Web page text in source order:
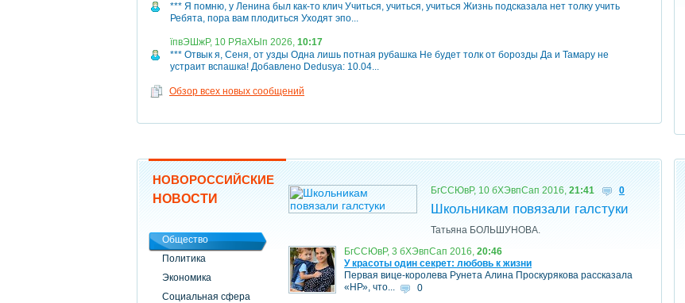
*** Я помню, у Ленина был как-то клич Учиться, учиться, учиться Жизнь подсказала нет толку учить
Ребята, пора вам плодиться Уходят эпо...
їпвЭШжР, 10 РЯаХЫп 2026, 10:17
*** Отвык я, Сеня, от узды Одна лишь потная рубашка Не будет толк от борозды Да и Тамару не
устраит вспашка! Добавлено Dedusya: 10.04...
Обзор всех новых сообщений
НОВОРОССИЙСКИЕ
НОВОСТИ
Общество
Политика
Экономика
Социальная сфера
БгССЮвР, 10 бХЭвпСап 2016, 21:41 0
Школьникам повязали галстуки
Татьяна БОЛЬШУНОВА.
БгССЮвР, 3 бХЭвпСап 2016, 20:46
У красоты один секрет: любовь к жизни
Первая вице-королева Рунета Алина Проскурякова рассказала
«НР», что...
0